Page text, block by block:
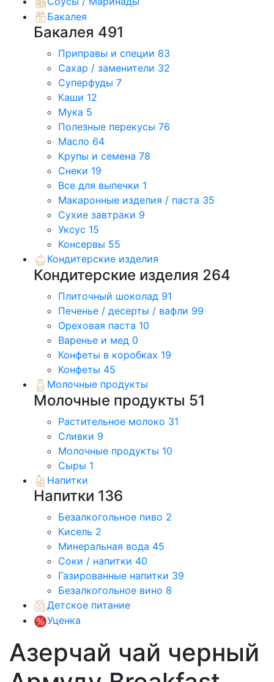
Бакалея
Бакалея 491
Приправы и специи 83
Сахар / заменители 32
Суперфуды 7
Каши 12
Мука 5
Полезные перекусы 76
Масло 64
Крупы и семена 78
Снеки 19
Все для выпечки 1
Макаронные изделия / паста 35
Сухие завтраки 9
Уксус 15
Консервы 55
Кондитерские изделия
Кондитерские изделия 264
Плиточный шоколад 91
Печенье / десерты / вафли 99
Ореховая паста 10
Варенье и мед 0
Конфеты в коробках 19
Конфеты 45
Молочные продукты
Молочные продукты 51
Растительное молоко 31
Сливки 9
Молочные продукты 10
Сыры 1
Напитки
Напитки 136
Безалкогольное пиво 2
Кисель 2
Минеральная вода 45
Соки / напитки 40
Газированные напитки 39
Безалкогольное вино 8
Детское питание
Уценка
Азерчай чай черный